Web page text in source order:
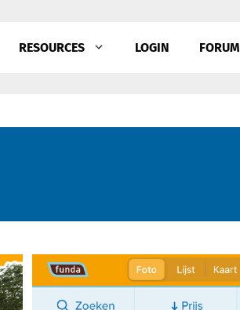
RESOURCES LOGIN FORUM